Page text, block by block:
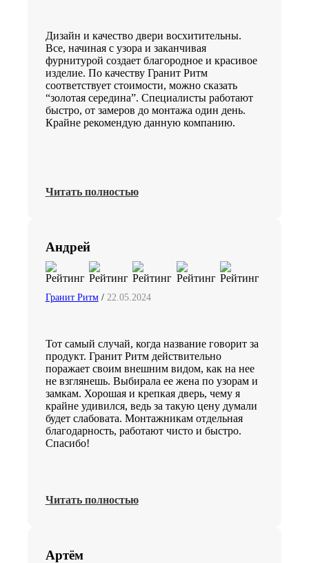
Дизайн и качество двери восхитительны.
Все, начиная с узора и заканчивая
фурнитурой создает благородное и красивое
изделие. По качеству Гранит Ритм
соответствует стоимости, можно сказать
“золотая середина”. Специалисты работают
быстро, от замеров до монтажа один день.
Крайне рекомендую данную компанию.
Читать полностью
Андрей
Гранит Ритм/ 22.05.2024
Тот самый случай, когда название говорит за
продукт. Гранит Ритм действительно
поражает своим внешним видом, как на нее
не взглянешь. Выбирала ее жена по узорам и
замкам. Хорошая и крепкая дверь, чему я
крайне удивился, ведь за такую цену думали
будет слабовата. Монтажникам отдельная
благодарность, работают чисто и быстро.
Спасибо!
Читать полностью
Артём